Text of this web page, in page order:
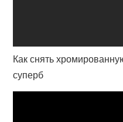
Как снять
суперб